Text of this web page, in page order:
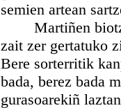
semien artean
Martiñen
zait zer gertatuko
Bere sorterritik
bada, berez bada
gurasoarekiñ